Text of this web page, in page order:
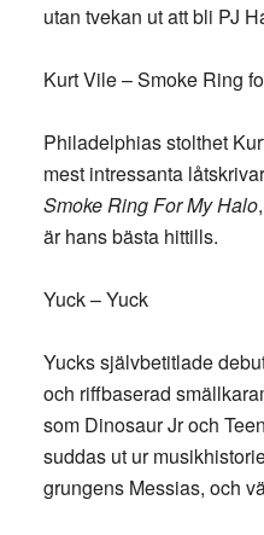
utan tvekan ut att bli PJ
Kurt Vile – Smoke Ring
Philadelphias stolthet
mest intressanta
Smoke Ring For My Halo
är hans bästa hittills.
Yuck – Yuck
Yucks självbetitlade
och riffbaserad
som Dinosaur Jr och
suddas ut ur
grungens Messias, och